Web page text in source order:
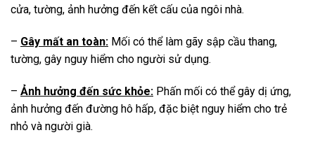
cửa, tường, ảnh hưởng đến kết cấu của ngôi nhà.
– Gây mất an toàn: Mối có thể làm gãy sập cầu thang,
tường, gây nguy hiểm cho người sử dụng.
– Ảnh hưởng đến sức khỏe: Phấn mối có thể gây dị ứng,
ảnh hưởng đến đường hô hấp, đặc biệt nguy hiểm cho trẻ
nhỏ và người già.